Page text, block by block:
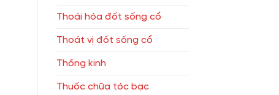
Thoái hóa đốt sống cổ
Thoát vị đốt sống cổ
Thống kinh
Thuốc chữa tóc bạc